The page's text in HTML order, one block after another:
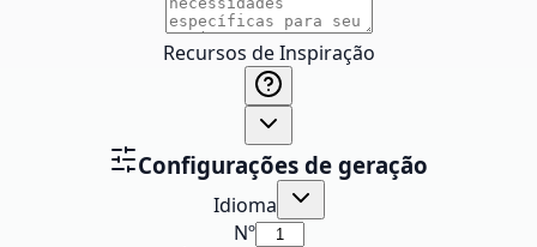
Recursos de Inspiração
Configurações de geração
Idioma
Nº